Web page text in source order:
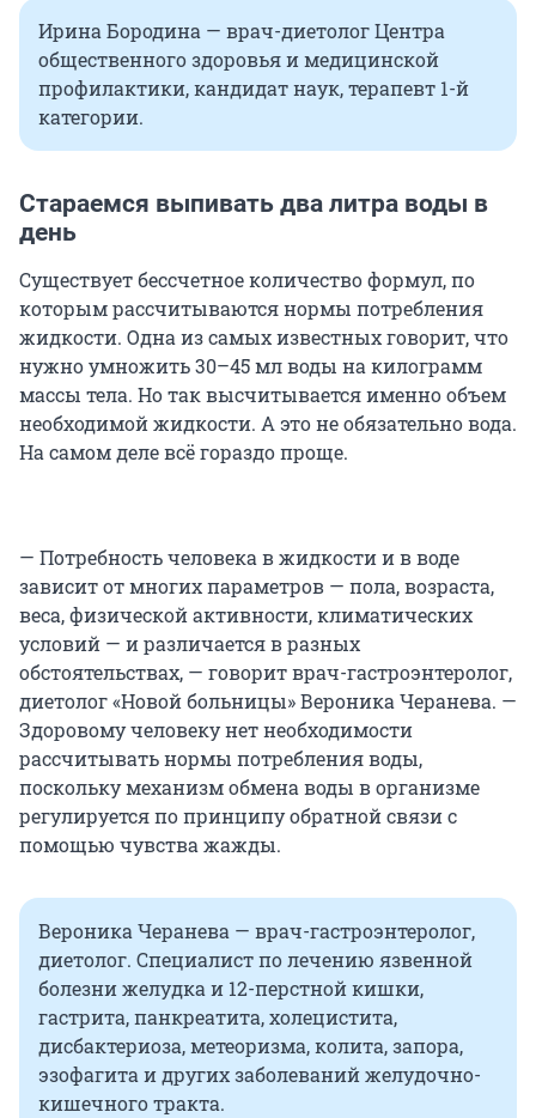
Ирина Бородина — врач-диетолог Центра
общественного здоровья и медицинской
профилактики, кандидат наук, терапевт 1-й
категории.
Стараемся выпивать два литра воды в
день
Существует бессчетное количество формул, по
которым рассчитываются нормы потребления
жидкости. Одна из самых известных говорит, что
нужно умножить 30–45 мл воды на килограмм
массы тела. Но так высчитывается именно объем
необходимой жидкости. А это не обязательно вода.
На самом деле всё гораздо проще.
— Потребность человека в жидкости и в воде
зависит от многих параметров — пола, возраста,
веса, физической активности, климатических
условий — и различается в разных
обстоятельствах, — говорит врач-гастроэнтеролог,
диетолог «Новой больницы» Вероника Черанева. —
Здоровому человеку нет необходимости
рассчитывать нормы потребления воды,
поскольку механизм обмена воды в организме
регулируется по принципу обратной связи с
помощью чувства жажды.
Вероника Черанева — врач-гастроэнтеролог,
диетолог. Специалист по лечению язвенной
болезни желудка и 12-перстной кишки,
гастрита, панкреатита, холецистита,
дисбактериоза, метеоризма, колита, запора,
эзофагита и других заболеваний желудочно-
кишечного тракта.